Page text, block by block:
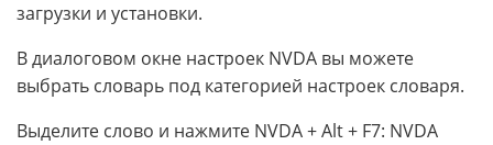
загрузки и установки.
В диалоговом окне настроек NVDA вы можете
выбрать словарь под категорией настроек словаря.
Выделите слово и нажмите NVDA + Alt + F7: NVDA